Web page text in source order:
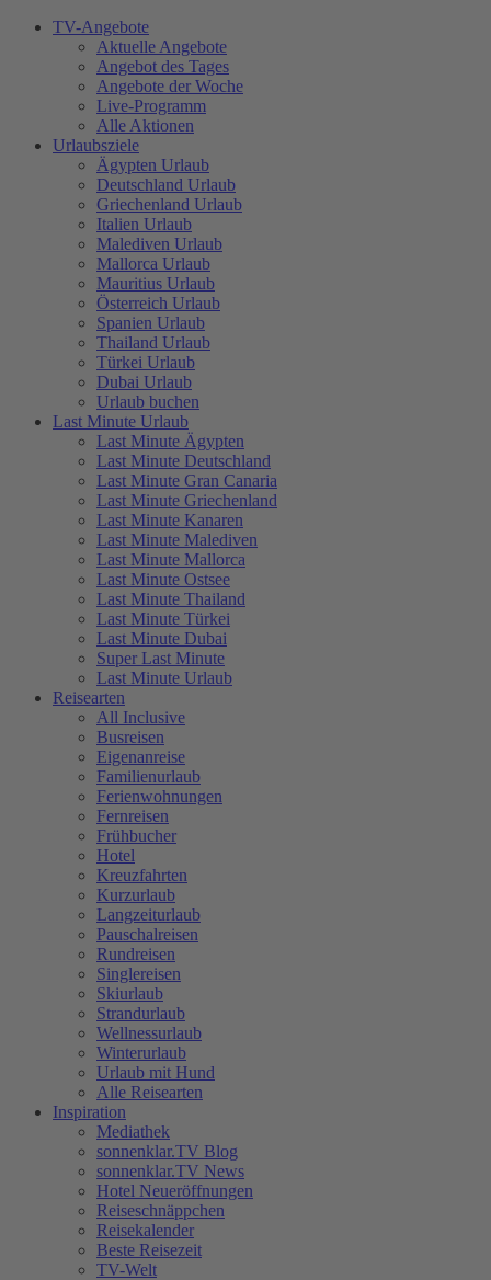
TV-Angebote
Aktuelle Angebote
Angebot des Tages
Angebote der Woche
Live-Programm
Alle Aktionen
Urlaubsziele
Ägypten Urlaub
Deutschland Urlaub
Griechenland Urlaub
Italien Urlaub
Malediven Urlaub
Mallorca Urlaub
Mauritius Urlaub
Österreich Urlaub
Spanien Urlaub
Thailand Urlaub
Türkei Urlaub
Dubai Urlaub
Urlaub buchen
Last Minute Urlaub
Last Minute Ägypten
Last Minute Deutschland
Last Minute Gran Canaria
Last Minute Griechenland
Last Minute Kanaren
Last Minute Malediven
Last Minute Mallorca
Last Minute Ostsee
Last Minute Thailand
Last Minute Türkei
Last Minute Dubai
Super Last Minute
Last Minute Urlaub
Reisearten
All Inclusive
Busreisen
Eigenanreise
Familienurlaub
Ferienwohnungen
Fernreisen
Frühbucher
Hotel
Kreuzfahrten
Kurzurlaub
Langzeiturlaub
Pauschalreisen
Rundreisen
Singlereisen
Skiurlaub
Strandurlaub
Wellnessurlaub
Winterurlaub
Urlaub mit Hund
Alle Reisearten
Inspiration
Mediathek
sonnenklar.TV Blog
sonnenklar.TV News
Hotel Neueröffnungen
Reiseschnäppchen
Reisekalender
Beste Reisezeit
TV-Welt